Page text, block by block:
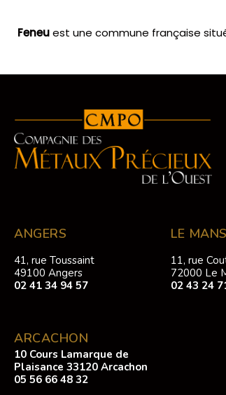
Feneuest une commune française
ANGERS
41, rue Toussaint
49100 Angers
02 41 34 94 57
ARCACHON
10 Cours Lamarque de
Plaisance 33120 Arcachon
05 56 66 48 32
LE MANS
11, rue
72000 Le
02 43 24